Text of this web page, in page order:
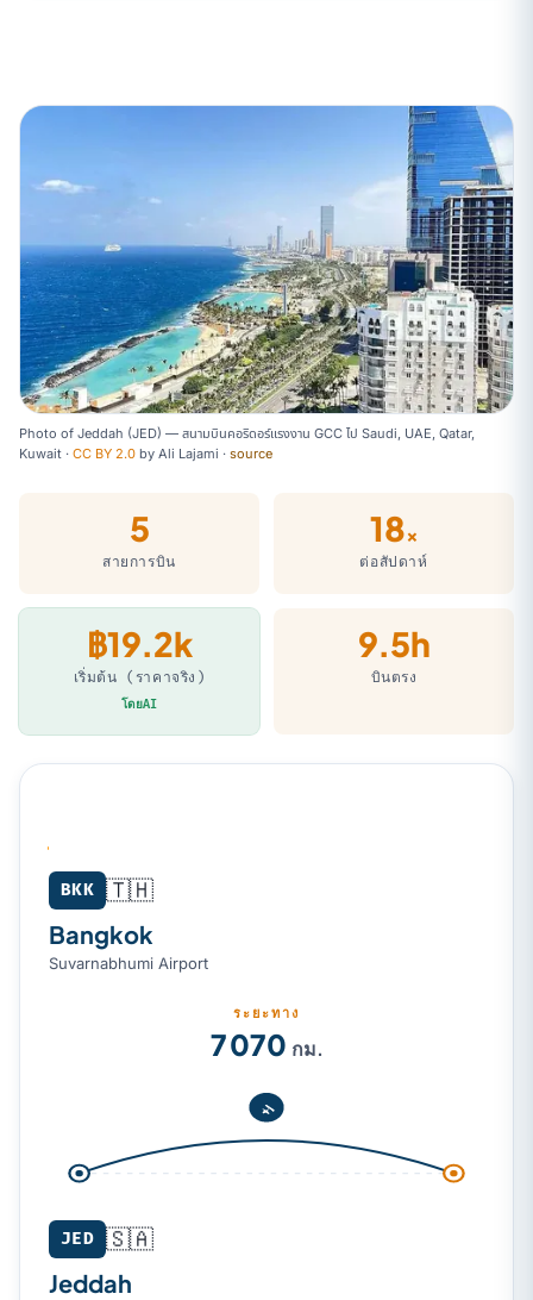
Photo of Jeddah (JED) — สนามบินคอริดอร์แรงงาน GCC ไป Saudi, UAE, Qatar,
Kuwait · CC BY 2.0 by Ali Lajami · source
5
สายการบิน
18×
ต่อสัปดาห์
฿19.2k
เริ่มต้น (ราคาจริง)
โดยAI
9.5h
บินตรง
Bangkok (BKK) → Jeddah (JED)
BKK 🇹🇭
Bangkok
Suvarnabhumi Airport
ระยะทาง
7 070 กม.
JED 🇸🇦
Jeddah